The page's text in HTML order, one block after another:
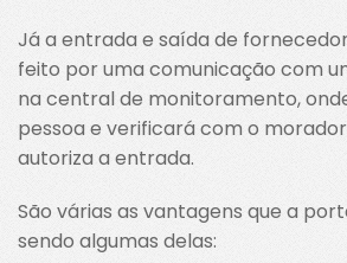
Já a entrada e saída de
feito por uma comunicação com
na central de monitoramento,
pessoa e verificará com o
autoriza a entrada.
São várias as vantagens que a
sendo algumas delas: